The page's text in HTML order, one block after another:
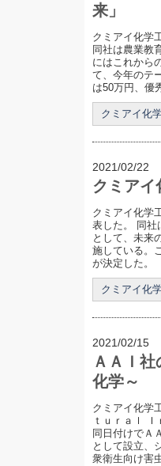
来」
クミアイ化学
同社は農業教
にはこれから
て、今年のテ
は50万円、優
クミアイ化
2021/02/22
クミア
クミアイ化学
表した。 同社
として、未来
施している。
が決定した。
クミアイ化
2021/02/15
ＡＡＩ
化学～
クミアイ化学
ｔｕｒａｌ
同日付けでＡ
として設立、
衆衛生向け害